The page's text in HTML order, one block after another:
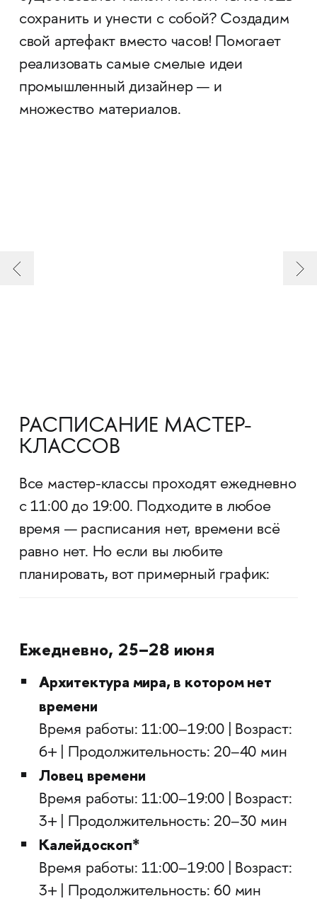
сохранить и унести с собой? Создадим
свой артефакт вместо часов! Помогает
реализовать самые смелые идеи
промышленный дизайнер — и
множество материалов.
РАСПИСАНИЕ МАСТЕР-
КЛАССОВ
Все мастер-классы проходят ежедневно
с 11:00 до 19:00. Подходите в любое
время — расписания нет, времени всё
равно нет. Но если вы любите
планировать, вот примерный график:
Ежедневно, 25–28 июня
Архитектура мира, в котором нет
времени
Время работы: 11:00–19:00 | Возраст:
6+ | Продолжительность: 20–40 мин
Ловец времени
Время работы: 11:00–19:00 | Возраст:
3+ | Продолжительность: 20–30 мин
Калейдоскоп*
Время работы: 11:00–19:00 | Возраст:
3+ | Продолжительность: 60 мин